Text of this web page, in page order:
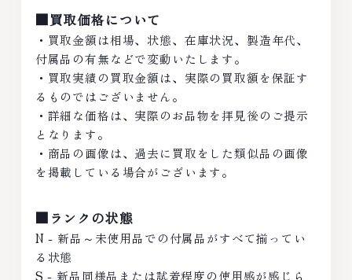
■買取価格について
・買取金額は相場、状態、在庫状況、製造年代、
付属品の有無などで変動いたします。
・買取実績の買取金額は、実際の買取額を保証す
るものではございません。
・詳細な価格は、実際のお品物を拝見後のご提示
となります。
・商品の画像は、過去に買取をした類似品の画像
を掲載している場合がございます。
■ランクの状態
N - 新品～未使用品での付属品がすべて揃ってい
る状態
S - 新品同様品または試着程度の使用感が感じら